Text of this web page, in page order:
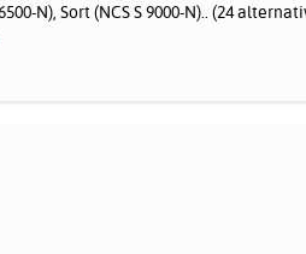
N), Sort (NCS S 9000-N).. (24